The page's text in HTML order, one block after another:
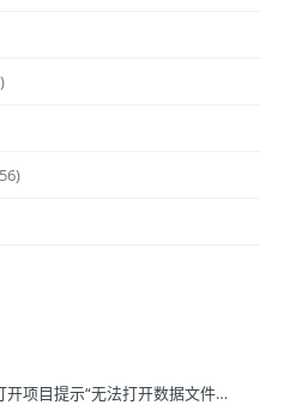
开项目提示“无法打开数据文件…